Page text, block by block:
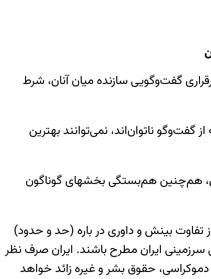
گفت‌وگویی سازنده میان آنان، شرط
ناتوان‌اند، نمی‌توانند بهترین
هم‌چنین هم‌بستگی بخشهای گوناگون
تفاوت بینش و داوری در باره (حد و حدود)
ایران مطرح باشند. ایران صرف نظر
دموکراسی، حقوق بشر و غیره زائد خواهد